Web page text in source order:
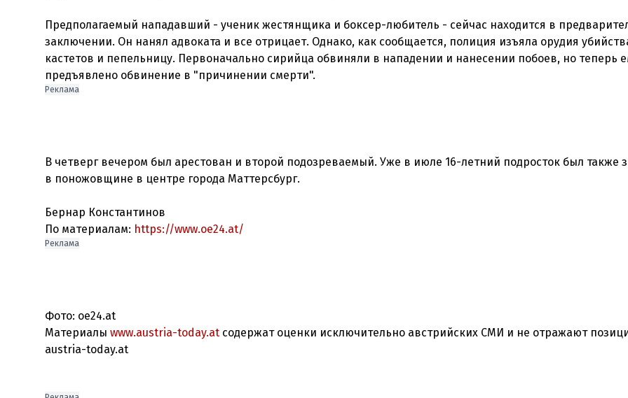
Предполагаемый нападавший - ученик жестянщика и боксер-любитель - сейчас находится в
заключении. Он нанял адвоката и все отрицает. Однако, как сообщается, полиция изъяла орудия
кастетов и пепельницу. Первоначально сирийца обвиняли в нападении и нанесении побоев, но теперь
Реклама
В четверг вечером был арестован и второй подозреваемый. Уже в июле 16-летний подросток был также
в поножовщине в центре города Маттерсбург.
Бернар Константинов
По материалам: https://www.oe24.at/
Реклама
Фото: oe24.at
Материалы www.austria-today.at содержат оценки исключительно австрийских СМИ и не отражают
austria-today.at